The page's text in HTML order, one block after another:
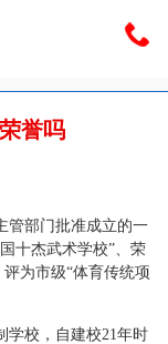
誉吗
管部门批准成立的一
十杰武术学校”、荣
为市级“体育传统项
学校，自建校21年时